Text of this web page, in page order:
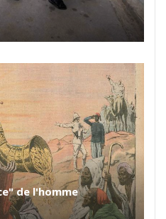
de l'homme